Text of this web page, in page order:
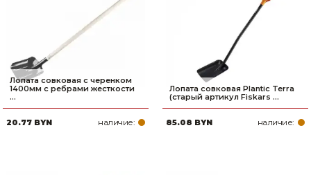
Лопата совковая с черенком
1400мм с ребрами жесткости
...
20.77 BYN наличие:
Лопата совковая Plantic Terra
(старый артикул Fiskars ...
85.08 BYN наличие: